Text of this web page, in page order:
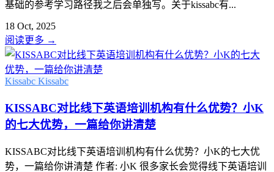
基础的参考学习路径我之后会单独写。关于kissabc有...
18 Oct, 2025
阅读更多 →
Kissabc Kissabc
KISSABC对比线下英语培训机构有什么优势？小K
的七大优势，一篇给你讲清楚
KISSABC对比线下英语培训机构有什么优势？小K的七大优
势，一篇给你讲清楚 作者: 小K 很多家长会觉得线下英语培训